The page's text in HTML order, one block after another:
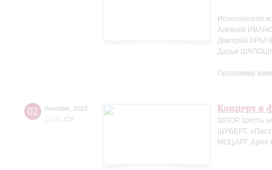
Исполнители
Алексей
Дмитрий
Дарья
Программу
02 декабря 2023
15:00 Сб
Концерт в
ШПОР. Шесть
ШУБЕРТ.
МОЦАРТ. Ария